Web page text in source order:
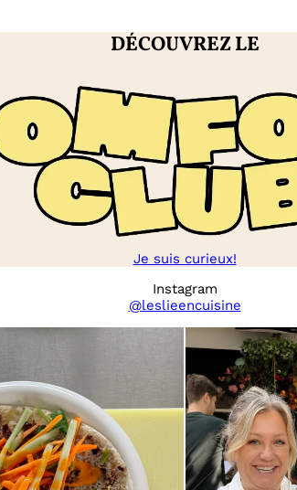
DÉCOUVREZ LE
Je suis curieux!
Instagram
@leslieencuisine